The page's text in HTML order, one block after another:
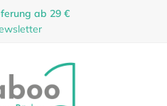
ab 29 €